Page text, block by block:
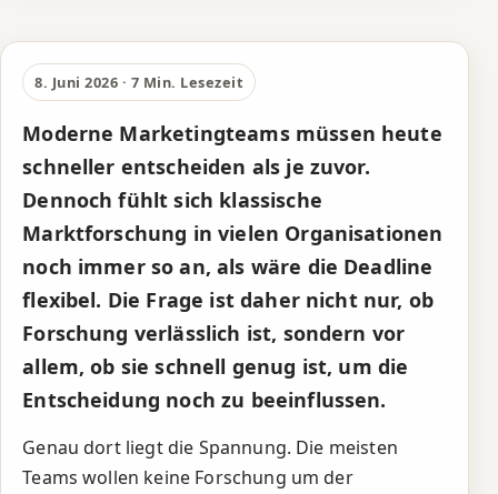
Warum klassische
Marktforschung zu
langsam ist für
moderne Teams
8. Juni 2026 · 7 Min. Lesezeit
Moderne Marketingteams müssen heute
schneller entscheiden als je zuvor.
Dennoch fühlt sich klassische
Marktforschung in vielen Organisationen
noch immer so an, als wäre die Deadline
flexibel. Die Frage ist daher nicht nur, ob
Forschung verlässlich ist, sondern vor
allem, ob sie schnell genug ist, um die
Entscheidung noch zu beeinflussen.
Genau dort liegt die Spannung. Die meisten
Teams wollen keine Forschung um der